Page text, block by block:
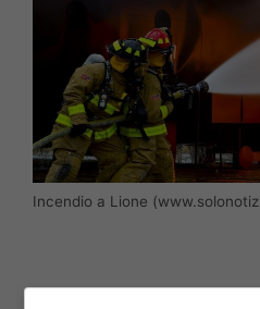
Incendio a Lione